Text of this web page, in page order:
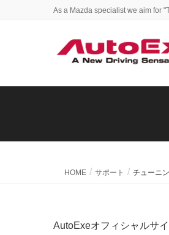
As a Mazda specialist we aim for
HOME サポート チューニ
AutoExeオフィシャルサ